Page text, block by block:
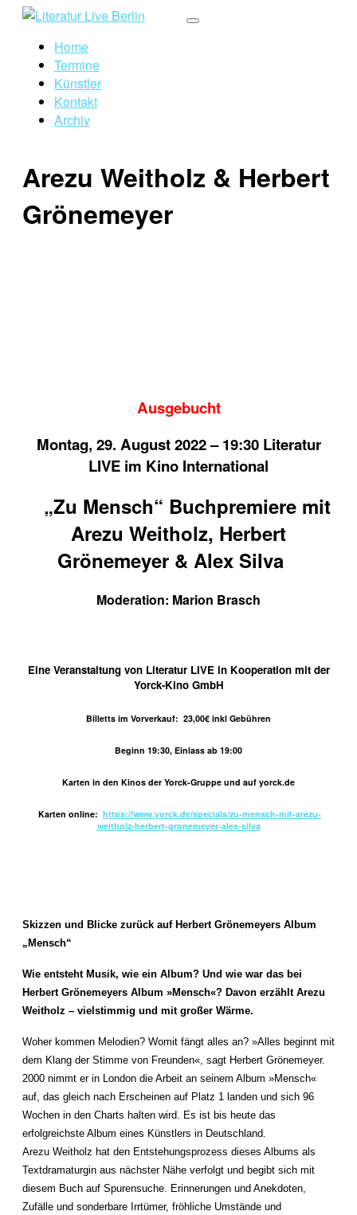
Home
Termine
Künstler
Kontakt
Archiv
Arezu Weitholz & Herbert
Grönemeyer
Ausgebucht
Montag, 29. August 2022 – 19:30 Literatur
LIVE im Kino International
„Zu Mensch“ Buchpremiere mit
Arezu Weitholz, Herbert
Grönemeyer & Alex Silva
Moderation: Marion Brasch
Eine Veranstaltung von Literatur LIVE in Kooperation mit der
Yorck-Kino GmbH
Billetts im Vorverkauf: 23,00€ inkl Gebühren
Beginn 19:30, Einlass ab 19:00
Karten in den Kinos der Yorck-Gruppe und auf yorck.de
Karten online: https://www.yorck.de/specials/zu-mensch-mit-arezu-
weitholz-herbert-gronemeyer-alex-silva
Skizzen und Blicke zurück auf Herbert Grönemeyers Album
„Mensch“
Wie entsteht Musik, wie ein Album? Und wie war das bei
Herbert Grönemeyers Album »Mensch«? Davon erzählt Arezu
Weitholz – vielstimmig und mit großer Wärme.
Woher kommen Melodien? Womit fängt alles an? »Alles beginnt mit
dem Klang der Stimme von Freunden«, sagt Herbert Grönemeyer.
2000 nimmt er in London die Arbeit an seinem Album »Mensch«
auf, das gleich nach Erscheinen auf Platz 1 landen und sich 96
Wochen in den Charts halten wird. Es ist bis heute das
erfolgreichste Album eines Künstlers in Deutschland.
Arezu Weitholz hat den Entstehungsprozess dieses Albums als
Textdramaturgin aus nächster Nähe verfolgt und begibt sich mit
diesem Buch auf Spurensuche. Erinnerungen und Anekdoten,
Zufälle und sonderbare Irrtümer, fröhliche Umstände und